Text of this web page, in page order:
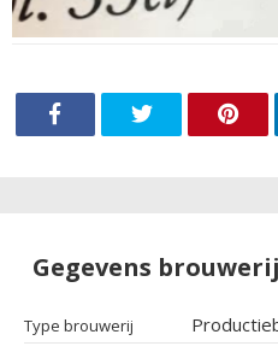
Gegevens brouwerij
Type brouwerij